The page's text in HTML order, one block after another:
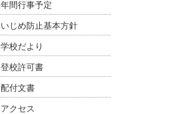
年間行事予定
いじめ防止基本方針
学校だより
登校許可書
配付文書
アクセス